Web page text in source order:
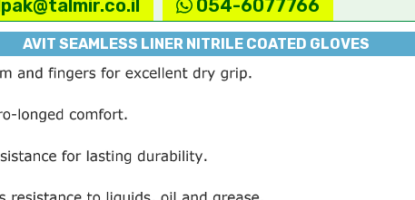
054-6077766
AVIT SEAMLESS LINER NITRILE COATED GLOVES